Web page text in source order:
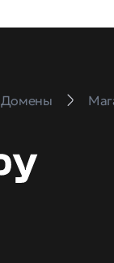
Домены